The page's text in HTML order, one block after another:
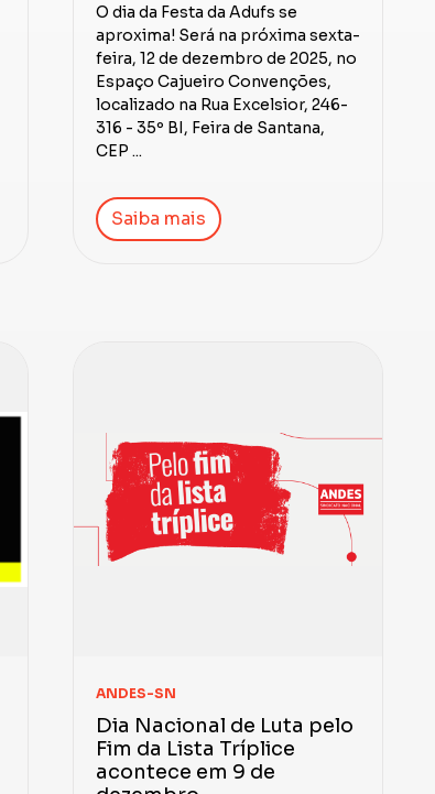
O dia da Festa da Adufs se
aproxima! Será na próxima sexta-
feira, 12 de dezembro de 2025, no
Espaço Cajueiro Convenções,
localizado na Rua Excelsior, 246-
316 - 35º BI, Feira de Santana,
CEP ...
Saiba mais
ANDES-SN
Dia Nacional de Luta pelo
Fim da Lista Tríplice
acontece em 9 de